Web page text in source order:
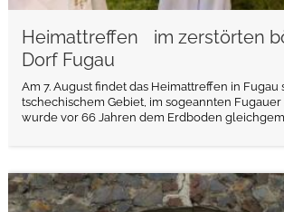
Heimattreffen im zerstörten
Dorf Fugau
Am 7. August findet das Heimattreffen in Fugau
tschechischem Gebiet, im sogeannten
wurde vor 66 Jahren dem Erdboden
weiterlesen